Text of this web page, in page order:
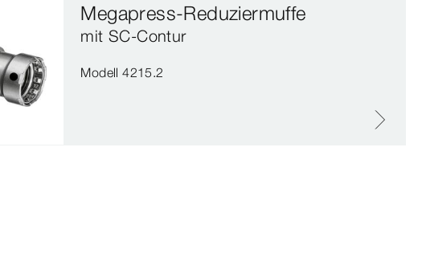
Megapress-Reduziermuffe
mit SC‑Contur
Modell 4215.2